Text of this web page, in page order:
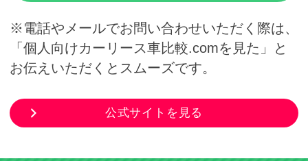
※電話やメールでお問い合わせいただく際は、
「個人向けカーリース車比較.comを見た」と
お伝えいただくとスムーズです。
公式サイトを見る